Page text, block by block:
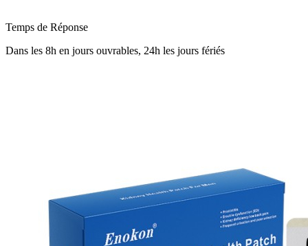
Temps de Réponse
Dans les 8h en jours ouvrables, 24h les jours fériés